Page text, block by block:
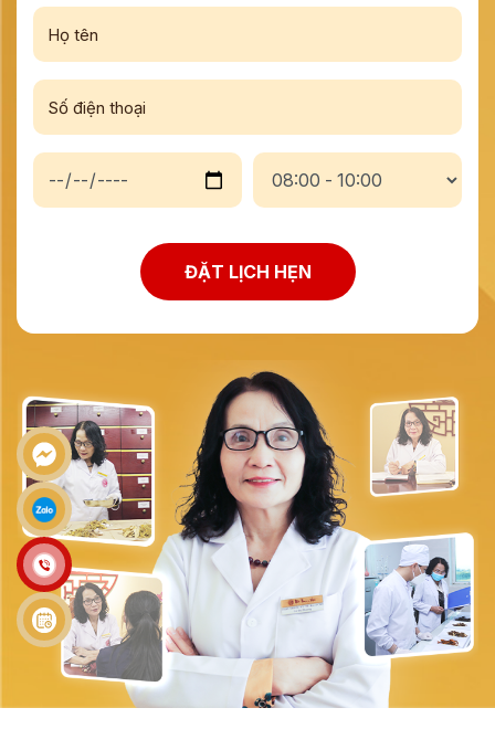
ĐẶT LỊCH HẸN